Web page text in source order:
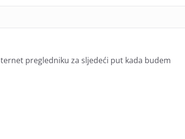
pregledniku za sljedeći put kada budem